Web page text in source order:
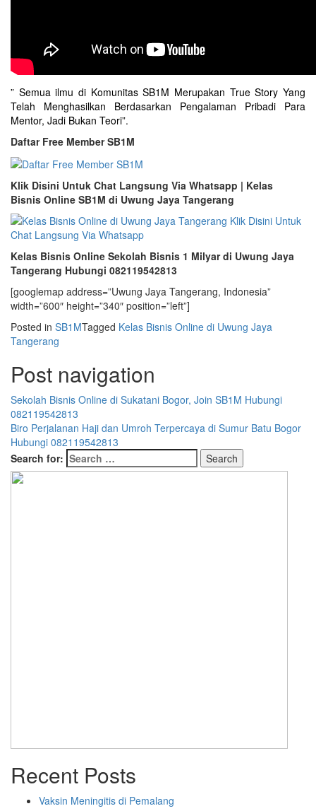
” Semua ilmu di Komunitas SB1M Merupakan True Story Yang
Telah Menghasilkan Berdasarkan Pengalaman Pribadi Para
Mentor, Jadi Bukan Teori”.
Daftar Free Member SB1M
Klik Disini Untuk Chat Langsung Via Whatsapp | Kelas
Bisnis Online SB1M di Uwung Jaya Tangerang
Kelas Bisnis Online Sekolah Bisnis 1 Milyar di Uwung Jaya
Tangerang Hubungi 082119542813
[googlemap address=”Uwung Jaya Tangerang, Indonesia”
width=”600″ height=”340″ position=”left”]
Posted in SB1MTagged Kelas Bisnis Online di Uwung Jaya
Tangerang
Post navigation
Sekolah Bisnis Online di Sukatani Bogor, Join SB1M Hubungi
082119542813
Biro Perjalanan Haji dan Umroh Terpercaya di Sumur Batu Bogor
Hubungi 082119542813
Search for:
Recent Posts
Vaksin Meningitis di Pemalang